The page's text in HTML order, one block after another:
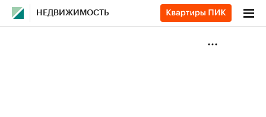
НЕДВИЖИМОСТЬ